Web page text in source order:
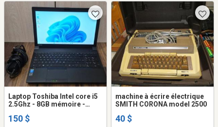
Laptop Toshiba Intel core i5
2.5Ghz - 8GB mémoire -
caméra
150 $
machine à écrire électrique
SMITH CORONA model 2500
40 $